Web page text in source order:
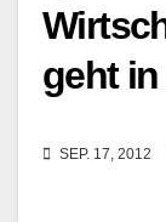
geht
SEP. 17, 2012